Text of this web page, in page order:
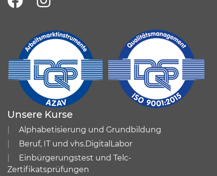
Unsere Kurse
Alphabetisierung und Grundbildung
Beruf, IT und vhs.DigitalLabor
Einbürgerungstest und Telc-
Zertifikatsprüfungen